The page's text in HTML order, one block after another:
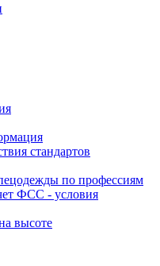
стандартов
по профессиям
ФСС - условия
высоте